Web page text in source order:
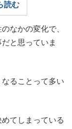
読む
なかの変化で、
と思っていま
ることって多い
てしまっている